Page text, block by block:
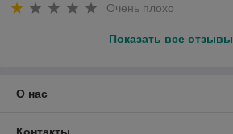
Очень плохо
Показать все отзывы
О нас